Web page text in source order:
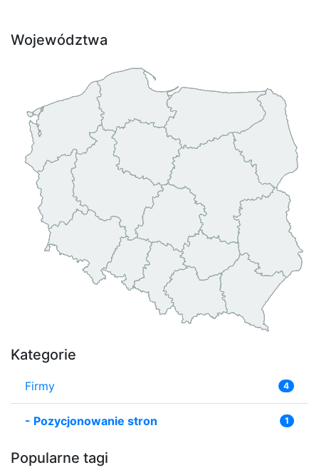
Województwa
Kategorie
Firmy 4
- Pozycjonowanie stron 1
Popularne tagi